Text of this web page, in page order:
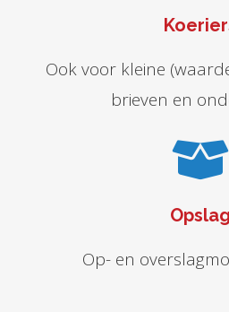
Ook voor kleine
brieven en
Opslag
Op- en